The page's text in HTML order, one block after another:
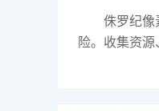
侏罗纪
险。收集资